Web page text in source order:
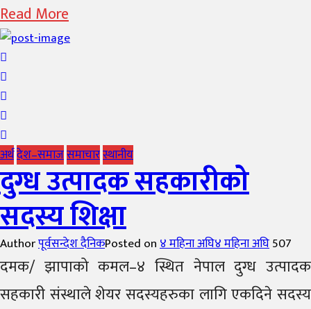
Read More
अर्थदेश–समाजसमाचारस्थानीय
दुग्ध उत्पादक सहकारीको
सदस्य शिक्षा
Authorपूर्वसन्देश दैनिकPosted on४ महिना अघि४ महिना अघि507
दमक/ झापाको कमल–४ स्थित नेपाल दुग्ध उत्पादक
सहकारी संस्थाले शेयर सदस्यहरुका लागि एकदिने सदस्य